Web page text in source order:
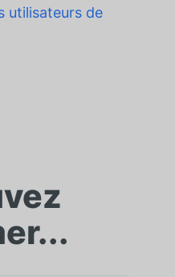
utilisateurs de